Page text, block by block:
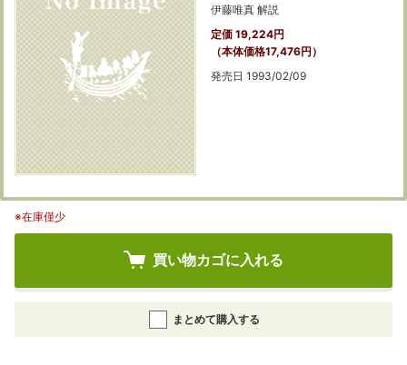
伊藤唯真 解説
定価 19,224円
（本体価格17,476円）
発売日 1993/02/09
※在庫僅少
買い物カゴに入れる
まとめて購入する